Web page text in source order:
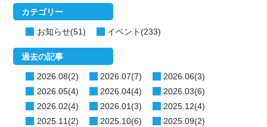
カテゴリー
お知らせ(51) イベント(233)
過去の記事
2026.08(2) 2026.07(7)
2026.06(3)
2026.05(4)
2026.04(4)
2026.03(6)
2026.02(4)
2026.01(3)
2025.12(4)
2025.11(2)
2025.10(6)
2025.09(2)